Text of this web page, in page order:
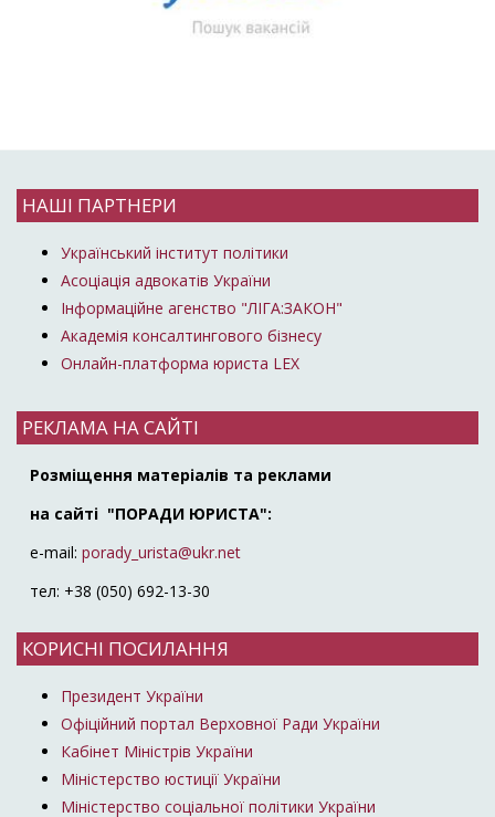
НАШІ ПАРТНЕРИ
Український інститут політики
Асоціація адвокатів України
Інформаційне агенство "ЛІГА:ЗАКОН"
Академія консалтингового бізнесу
Онлайн-платформа юриста LEX
РЕКЛАМА НА САЙТІ
Розміщення матеріалів та реклами
на сайті "ПОРАДИ ЮРИСТА":
e-mail: porady_urista@ukr.net
тел: +38 (050) 692-13-30
КОРИСНІ ПОСИЛАННЯ
Президент України
Офіційний портал Верховної Ради України
Кабінет Міністрів України
Міністерство юстиції України
Міністерство соціальної політики України